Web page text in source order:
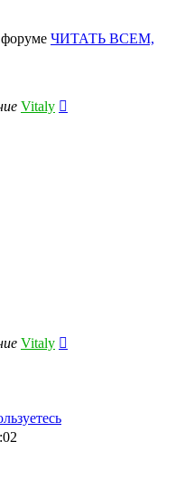
ЧИТАТЬ ВСЕМ,
Vitaly
Vitaly